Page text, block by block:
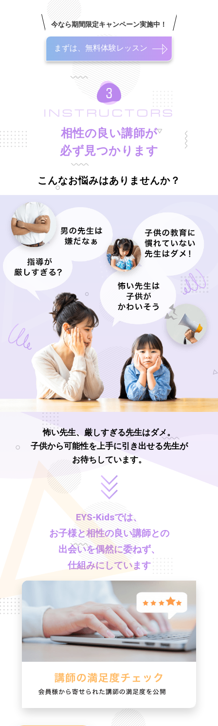
今なら期間限定キャンペーン実施中！
まずは、無料体験レッスン
INSTRUCTORS
相性の良い講師が
必ず見つかります
こんなお悩みはありませんか？
怖い先生、厳しすぎる先生はダメ。
子供から可能性を上手に引き出せる先生が
お待ちしています。
EYS-Kidsでは、
お子様と相性の良い講師との
出会いを偶然に委ねず、
仕組みにしています